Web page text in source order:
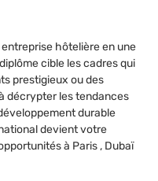
hôtelière en une
cible les cadres qui
prestigieux ou des
décrypter les tendances
durable
devient votre
à Paris , Dubaï